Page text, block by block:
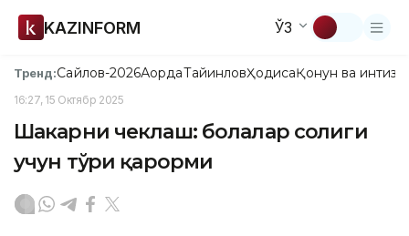
KAZINFORM ЎЗ
Тренд:Сайлов-2026АқордаТайинловҲодисаҚонун ва
16:27, 15 Октябр 2025
Шакарни чеклаш: болалар соғлиги
учун тўғри қарорми